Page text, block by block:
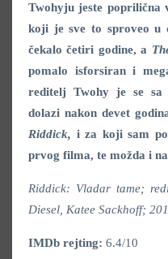
Twohyju jeste poprilična
koji je sve to sproveo u
čekalo četiri godine, a
pomalo isforsiran i
reditelj Twohy je se
dolazi nakon devet
Riddick, i za koji sam
prvog filma, te možda i
Riddick: Vladar tame;
Diesel, Katee Sackhoff;
IMDb rejting: 6.4/10